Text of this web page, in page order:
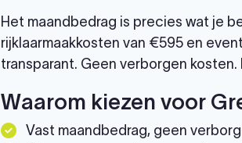
Het maandbedrag is precies wat je
rijklaarmaakkosten van €595 en
transparant. Geen verborgen
Waarom kiezen voor
Vast maandbedrag, geen